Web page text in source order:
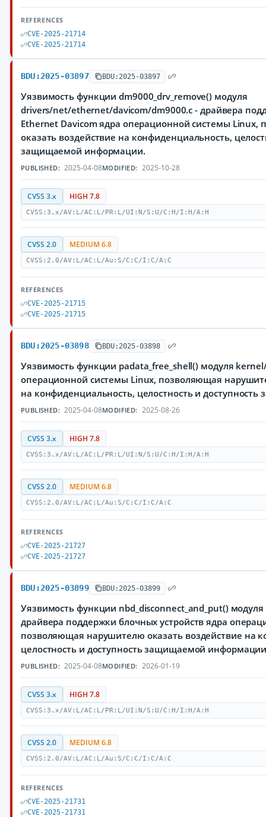
REFERENCES
CVE-2025-21714
CVE-2025-21714
BDU:2025-03897 BDU:2025-03897
Уязвимость функции dm9000_drv_remove() модуля
drivers/net/ethernet/davicom/dm9000.c - драйвера
Ethernet Davicom ядра операционной системы
оказать воздействие на конфиденциальность,
защищаемой информации.
PUBLISHED: 2025-04-08MODIFIED: 2025-10-28
CVSS 3.x HIGH 7.8
CVSS:3.x/AV:L/AC:L/PR:L/UI:N/S:U/C:H/I:H/A:H
CVSS 2.0 MEDIUM 6.8
CVSS:2.0/AV:L/AC:L/Au:S/C:C/I:C/A:C
REFERENCES
CVE-2025-21715
CVE-2025-21715
BDU:2025-03898 BDU:2025-03898
Уязвимость функции padata_free_shell() модуля
операционной системы Linux, позволяющая
на конфиденциальность, целостность и
PUBLISHED: 2025-04-08MODIFIED: 2025-08-26
CVSS 3.x HIGH 7.8
CVSS:3.x/AV:L/AC:L/PR:L/UI:N/S:U/C:H/I:H/A:H
CVSS 2.0 MEDIUM 6.8
CVSS:2.0/AV:L/AC:L/Au:S/C:C/I:C/A:C
REFERENCES
CVE-2025-21727
CVE-2025-21727
BDU:2025-03899 BDU:2025-03899
Уязвимость функции nbd_disconnect_and_put()
драйвера поддержки блочных устройств ядра
позволяющая нарушителю оказать воздействие на
целостность и доступность защищаемой
PUBLISHED: 2025-04-08MODIFIED: 2026-01-19
CVSS 3.x HIGH 7.8
CVSS:3.x/AV:L/AC:L/PR:L/UI:N/S:U/C:H/I:H/A:H
CVSS 2.0 MEDIUM 6.8
CVSS:2.0/AV:L/AC:L/Au:S/C:C/I:C/A:C
REFERENCES
CVE-2025-21731
CVE-2025-21731